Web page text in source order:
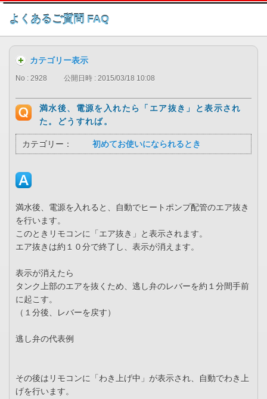
このページの本文へ
よくあるご質問 FAQ
カテゴリー表示
No : 2928 公開日時 : 2015/03/18 10:08
満水後、電源を入れたら「エア抜き」と表示され
た。どうすれば。
カテゴリー： 初めてお使いになられるとき
満水後、電源を入れると、自動でヒートポンプ配管のエア抜き
を行います。
このときリモコンに「エア抜き」と表示されます。
エア抜きは約１０分で終了し、表示が消えます。
表示が消えたら
タンク上部のエアを抜くため、逃し弁のレバーを約１分間手前
に起こす。
（１分後、レバーを戻す）
逃し弁の代表例
その後はリモコンに「わき上げ中」が表示され、自動でわき上
げを行います。